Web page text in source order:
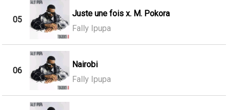
05
Juste une fois x. M. Pokora
Fally Ipupa
06
Nairobi
Fally Ipupa